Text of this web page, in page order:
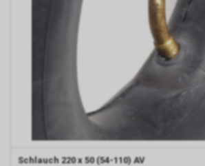
Schlauch 220 x 50 (54-110) AV